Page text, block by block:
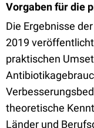
Vorgaben für die
Die Ergebnisse
2019
praktischen
theoretische
Länder und